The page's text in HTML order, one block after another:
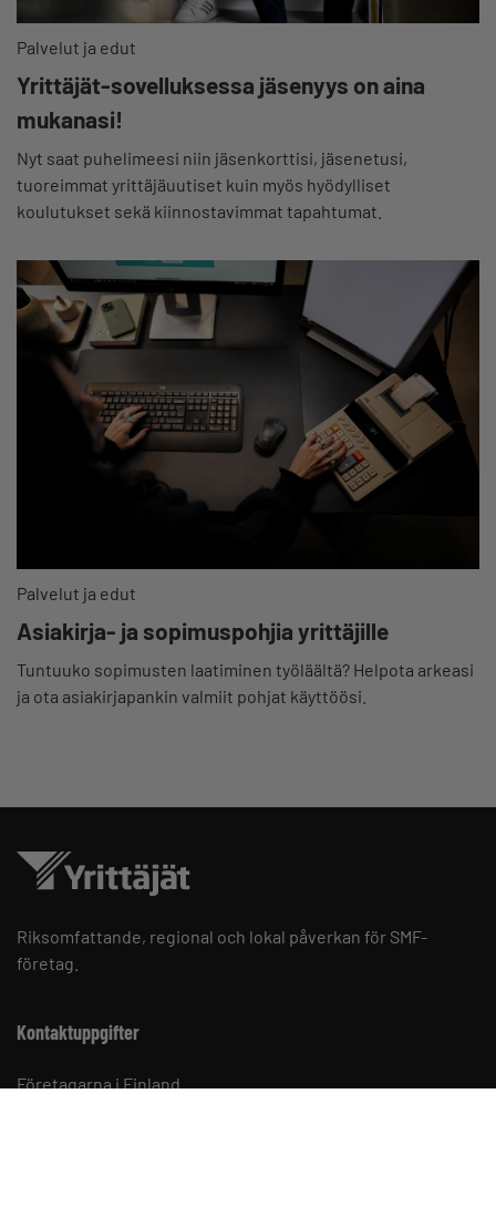
Palvelut ja edut
Yrittäjät-sovelluksessa jäsenyys on aina
mukanasi!
Nyt saat puhelimeesi niin jäsenkorttisi, jäsenetusi,
tuoreimmat yrittäjäuutiset kuin myös hyödylliset
koulutukset sekä kiinnostavimmat tapahtumat.
Palvelut ja edut
Asiakirja- ja sopimuspohjia yrittäjille
Tuntuuko sopimusten laatiminen työläältä? Helpota arkeasi
ja ota asiakirjapankin valmiit pohjat käyttöösi.
Riksomfattande, regional och lokal påverkan för SMF-
företag.
Kontaktuppgifter
Företagarna i Finland